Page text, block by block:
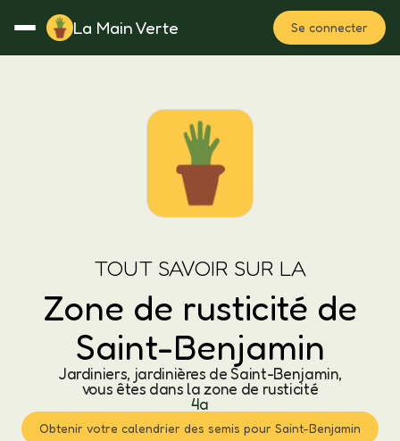
La Main Verte Se connecter
Notes Fertilisation
TOUT SAVOIR SUR LA
Zone de rusticité de
Saint-Benjamin
Jardiniers, jardinières de Saint-Benjamin,
vous êtes dans la zone de rusticité
4a
Obtenir votre calendrier des semis pour Saint-Benjamin